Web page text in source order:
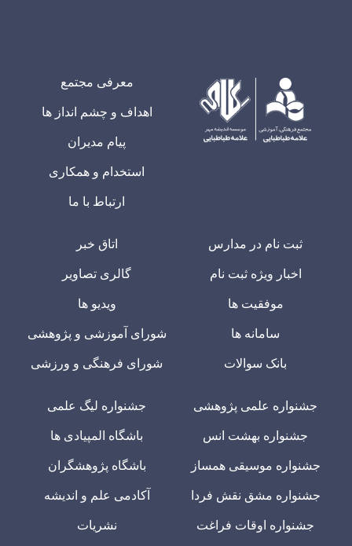
معرفی مجتمع
اهداف و چشم انداز ها
پیام مدیران
استخدام و همکاری
ارتباط با ما
ثبت نام در مدارس
اخبار ویژه ثبت نام
موفقیت ها
سامانه ها
بانک سوالات
اتاق خبر
گالری تصاویر
ویدیو ها
شورای آموزشی و پژوهشی
شورای فرهنگی و ورزشی
جشنواره علمی پژوهشی
جشنواره بهشت انس
جشنواره موسیقی همساز
جشنواره مشق نقش فردا
جشنواره اوقات فراغت
جشنواره لیگ علمی
باشگاه المپیادی ها
باشگاه پژوهشگران
آکادمی علم و اندیشه
نشریات